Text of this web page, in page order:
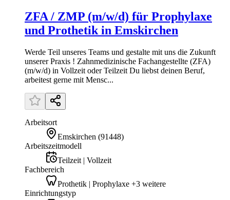
ZFA / ZMP (m/w/d) für Prophylaxe
und Prothetik in Emskirchen
Werde Teil unseres Teams und gestalte mit uns die Zukunft
unserer Praxis ! Zahnmedizinische Fachangestellte (ZFA)
(m/w/d) in Vollzeit oder Teilzeit Du liebst deinen Beruf,
arbeitest gerne mit Mensc...
Arbeitsort
Emskirchen (91448)
Arbeitszeitmodell
Teilzeit | Vollzeit
Fachbereich
Prothetik | Prophylaxe +3 weitere
Einrichtungstyp